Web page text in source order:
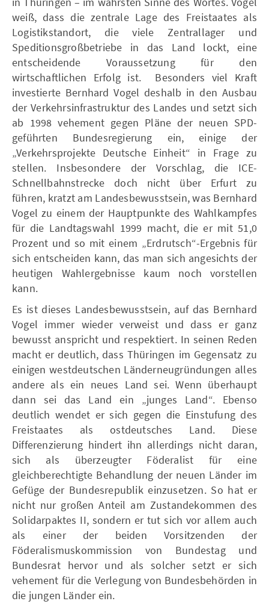
weiß, dass die zentrale Lage des Freistaates als
Logistikstandort, die viele Zentrallager und
Speditionsgroßbetriebe in das Land lockt, eine
entscheidende Voraussetzung für den
wirtschaftlichen Erfolg ist. Besonders viel Kraft
investierte Bernhard Vogel deshalb in den Ausbau
der Verkehrsinfrastruktur des Landes und setzt sich
ab 1998 vehement gegen Pläne der neuen SPD-
geführten Bundesregierung ein, einige der
„Verkehrsprojekte Deutsche Einheit“ in Frage zu
stellen. Insbesondere der Vorschlag, die ICE-
Schnellbahnstrecke doch nicht über Erfurt zu
führen, kratzt am Landesbewusstsein, was Bernhard
Vogel zu einem der Hauptpunkte des Wahlkampfes
für die Landtagswahl 1999 macht, die er mit 51,0
Prozent und so mit einem „Erdrutsch“-Ergebnis für
sich entscheiden kann, das man sich angesichts der
heutigen Wahlergebnisse kaum noch vorstellen
kann.
Es ist dieses Landesbewusstsein, auf das Bernhard
Vogel immer wieder verweist und dass er ganz
bewusst anspricht und respektiert. In seinen Reden
macht er deutlich, dass Thüringen im Gegensatz zu
einigen westdeutschen Länderneugründungen alles
andere als ein neues Land sei. Wenn überhaupt
dann sei das Land ein „junges Land“. Ebenso
deutlich wendet er sich gegen die Einstufung des
Freistaates als ostdeutsches Land. Diese
Differenzierung hindert ihn allerdings nicht daran,
sich als überzeugter Föderalist für eine
gleichberechtigte Behandlung der neuen Länder im
Gefüge der Bundesrepublik einzusetzen. So hat er
nicht nur großen Anteil am Zustandekommen des
Solidarpaktes II, sondern er tut sich vor allem auch
als einer der beiden Vorsitzenden der
Föderalismuskommission von Bundestag und
Bundesrat hervor und als solcher setzt er sich
vehement für die Verlegung von Bundesbehörden in
die jungen Länder ein.